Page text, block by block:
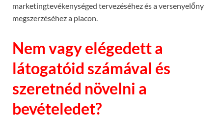
marketingtevékenységed tervezéséhez és a versenyelőny
megszerzéséhez a piacon.
Nem vagy elégedett a
látogatóid számával és
szeretnéd növelni a
bevételedet?